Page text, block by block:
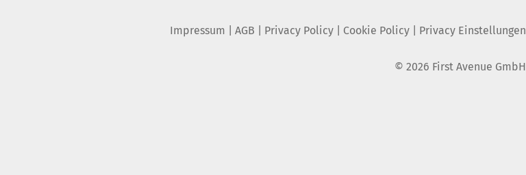
Impressum AGB Privacy Policy| Cookie Policy| Privacy Einstellungen
© 2026 First Avenue GmbH